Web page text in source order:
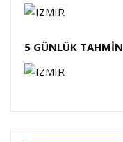
5 GÜNLÜK TAHMİN